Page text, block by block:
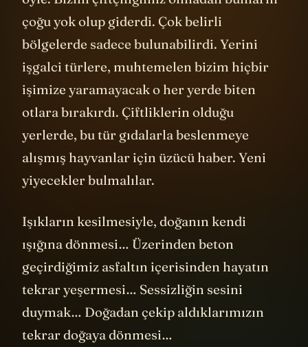
çoğu yok olup giderdi. Çok belirli
bölgelerde sadece bulunabilirdi. Yerini
işgalci türlere, muhtemelen bizim hiçbir
işimize yaramayacak o her yerde biten
otlara bırakırdı. Çiftliklerin olduğu
yerlerde, bu tür gıdalarla beslenmeye
alışmış hayvanlar için üzücü haber. Yeni
yiyecekler bulmalılar.
Işıkların kesilmesiyle, doğanın kendi
ışığına dönmesi… Üzerinden beton
geçirdiğimiz asfaltın içerisinden hayatın
tekrar yeşermesi… Sessizliğin sesini
duymak… Doğadan çekip aldıklarımızın
tekrar doğaya dönmesi…